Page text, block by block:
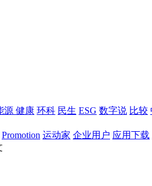
源 健康 环科 民生 ESG 数字说 比较
Promotion 运动家 企业用户 应用下载